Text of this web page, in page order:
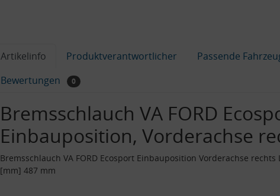
Artikelinfo Produktverantwortlicher Passende
Bewertungen
0
Bremsschlauch VA FORD
Einbauposition, Vorderachse
Bremsschlauch VA FORD Ecosport Einbauposition Vorderachse rechts
[mm] 487 mm